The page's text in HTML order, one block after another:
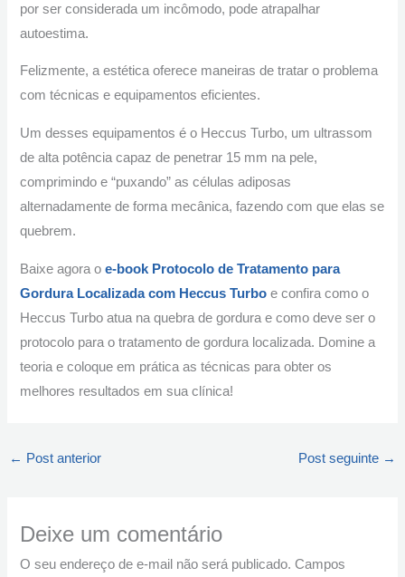
por ser considerada um incômodo, pode atrapalhar
autoestima.
Felizmente, a estética oferece maneiras de tratar o problema
com técnicas e equipamentos eficientes.
Um desses equipamentos é o Heccus Turbo, um ultrassom
de alta potência capaz de penetrar 15 mm na pele,
comprimindo e “puxando” as células adiposas
alternadamente de forma mecânica, fazendo com que elas se
quebrem.
Baixe agora oe-book Protocolo de Tratamento para
Gordura Localizada com Heccus Turbo e confira como o
Heccus Turbo atua na quebra de gordura e como deve ser o
protocolo para o tratamento de gordura localizada. Domine a
teoria e coloque em prática as técnicas para obter os
melhores resultados em sua clínica!
← Post anterior Post seguinte →
Deixe um comentário
O seu endereço de e-mail não será publicado. Campos